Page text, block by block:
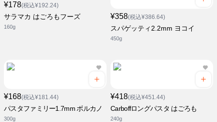
¥178(税込¥192.24)
サラマカ はごろもフーズ
160g
¥358(税込¥386.64)
スパゲッティ2.2mm ヨコイ
450g
¥168(税込¥181.44)
パスタファミリー1.7mm ボルカノ
300g
¥418(税込¥451.44)
Carboffロングパスタ はごろも
240g